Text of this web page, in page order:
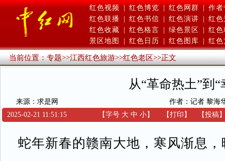
红色视频 | 红色博览 | 红色网群 | 作者
红色联播
红色书信 红色演讲
红色
红色收藏
红色格言 绿色景区
红色
景区地图
红色日历 红色图库 红色
当前位置：专题>>江西红色旅游>>红色老区>>正文
从“革命热土”到
来源：求是网
作者：记者 黎海
2025-02-21 11:51:15
【字号 大 中 小】 【打印 】 【投稿
蛇年新春的赣南大地，寒风渐息，